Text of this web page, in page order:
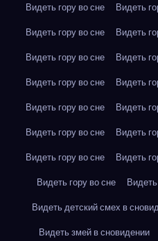
Видеть гору во сне
Видеть
Видеть гору во сне
Видеть
Видеть гору во сне
Видеть
Видеть гору во сне
Видеть
Видеть гору во сне
Видеть
Видеть гору во сне
Видеть
Видеть гору во сне
Видеть
Видеть гору во сне
Видеть детский смех в
Видеть змей в сновидении